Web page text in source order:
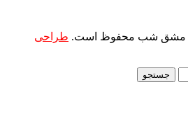
مشق شب محفوظ است. طراحی
جستجو